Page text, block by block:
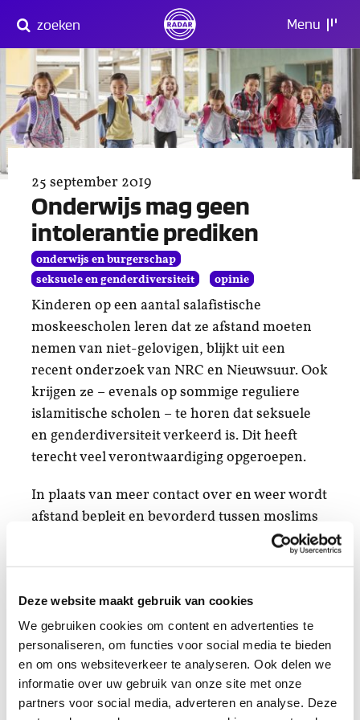
Deze website maakt gebruik van cookies
We gebruiken cookies om content en advertenties te
personaliseren, om functies voor social media te bieden
en om ons websiteverkeer te analyseren. Ook delen we
informatie over uw gebruik van onze site met onze
partners voor social media, adverteren en analyse. Deze
naar
content
zoeken Menu
25 september 2019
Onderwijs mag geen
intolerantie prediken
onderwijs en burgerschap
seksuele en genderdiversiteit
opinie
Kinderen op een aantal salafistische
moskeescholen leren dat ze afstand moeten
nemen van niet-gelovigen, blijkt uit een
recent onderzoek van NRC en Nieuwsuur. Ook
krijgen ze – evenals op sommige reguliere
islamitische scholen – te horen dat seksuele
en genderdiversiteit verkeerd is. Dit heeft
terecht veel verontwaardiging opgeroepen.
In plaats van meer contact over en weer wordt
afstand bepleit en bevorderd tussen moslims
opvattingen
seksen en kledingvoorschriften zijn niet meer
van deze tijd.
Dergelijke opvoedpraktijken creëren
makkelijk een onwenselijke afstand tussen
verschillende bevolkingsgroepen. Terwijl het